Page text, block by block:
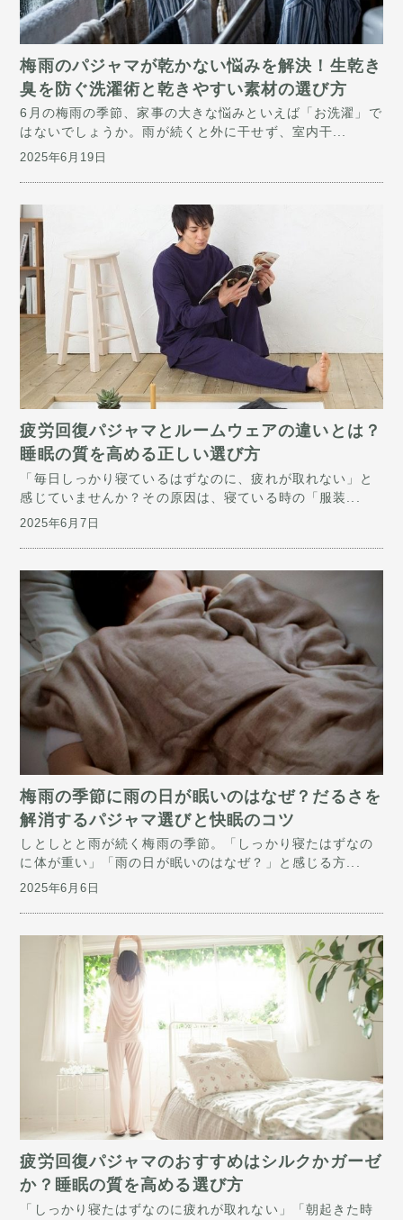
梅雨のパジャマが乾かない悩みを解決！生乾き
臭を防ぐ洗濯術と乾きやすい素材の選び方
6月の梅雨の季節、家事の大きな悩みといえば「お洗濯」で
はないでしょうか。雨が続くと外に干せず、室内干...
2025年6月19日
疲労回復パジャマとルームウェアの違いとは？
睡眠の質を高める正しい選び方
「毎日しっかり寝ているはずなのに、疲れが取れない」と
感じていませんか？その原因は、寝ている時の「服装...
2025年6月7日
梅雨の季節に雨の日が眠いのはなぜ？だるさを
解消するパジャマ選びと快眠のコツ
しとしとと雨が続く梅雨の季節。「しっかり寝たはずなの
に体が重い」「雨の日が眠いのはなぜ？」と感じる方...
2025年6月6日
疲労回復パジャマのおすすめはシルクかガーゼ
か？睡眠の質を高める選び方
「しっかり寝たはずなのに疲れが取れない」「朝起きた時